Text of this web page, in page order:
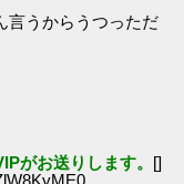
うからうつっただ
がお送りします。 []